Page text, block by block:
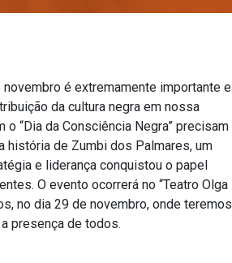
é extremamente importante e
da cultura negra em nossa
“Dia da Consciência Negra” precisam
história de Zumbi dos Palmares, um
e liderança conquistou o papel
O evento ocorrerá no “Teatro Olga
no dia 29 de novembro, onde teremos
presença de todos.